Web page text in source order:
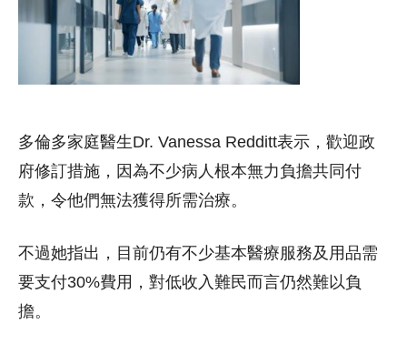
多倫多家庭醫生Dr. Vanessa Redditt表示，歡迎政
府修訂措施，因為不少病人根本無力負擔共同付
款，令他們無法獲得所需治療。
不過她指出，目前仍有不少基本醫療服務及用品需
要支付30%費用，對低收入難民而言仍然難以負
擔。